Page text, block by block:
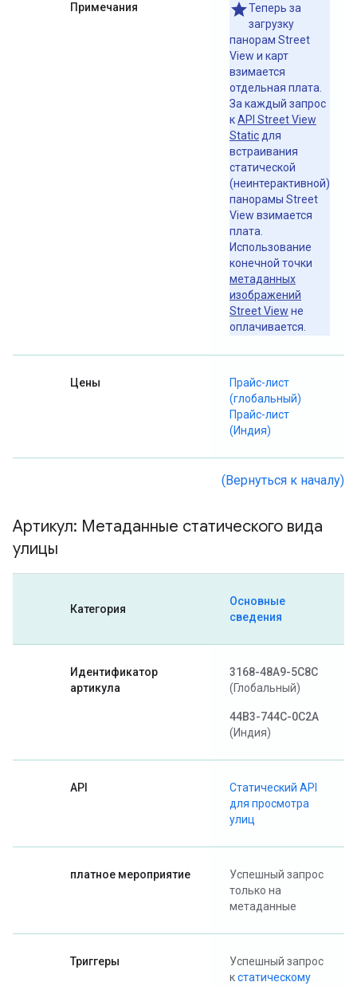
Примечания
Теперь за
загрузку
панорам Street
View и карт
взимается
отдельная плата.
За каждый запрос
кAPI Street View
Static для
встраивания
статической
(неинтерактивной)
панорамы Street
View взимается
плата.
Использование
конечной точки
метаданных
изображений
Street View не
оплачивается.
Цены
Прайс-лист
(глобальный)
Прайс-лист
(Индия)
(Вернуться к началу)
Артикул: Метаданные статического вида
улицы
Категория
Основные
сведения
Идентификатор
артикула
3168-48A9-5C8C
(Глобальный)
44B3-744C-0C2A
(Индия)
API
Статический API
для просмотра
улиц
платное мероприятие
Успешный запрос
только на
метаданные
Триггеры
Успешный запрос
кстатическому